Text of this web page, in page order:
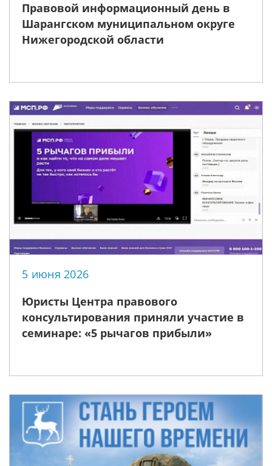
Правовой информационный день в
Шарангском муниципальном округе
Нижегородской области
5 июня 2026
Юристы Центра правового
консультирования приняли участие в
семинаре: «5 рычагов прибыли»